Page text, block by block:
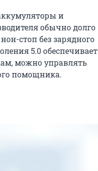
и
обычно долго
стоп без зарядного
5.0 обеспечивает
можно управлять
помощника.